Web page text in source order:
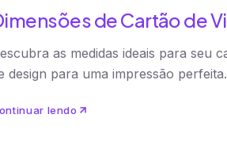
de Cartão de
as medidas ideais para seu
design para uma impressão perfeita.
lendo